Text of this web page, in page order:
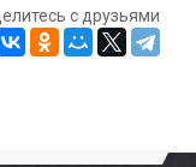
с друзьями